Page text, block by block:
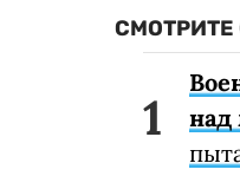
СМОТРИТЕ
над